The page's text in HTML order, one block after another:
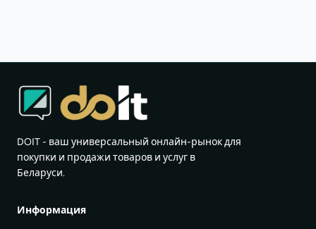
DOIT - ваш универсальный онлайн-рынок для
покупки и продажи товаров и услуг в
Беларуси.
Информация